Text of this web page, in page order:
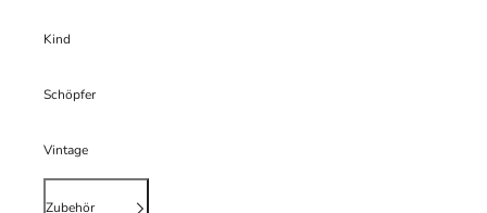
Kind
Schöpfer
Vintage
Zubehör